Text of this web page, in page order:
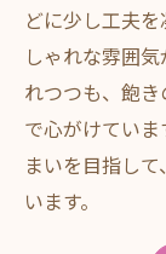
どに少し工夫
しゃれな雰囲
れつつも、飽
で心がけてい
まいを目指し
います。